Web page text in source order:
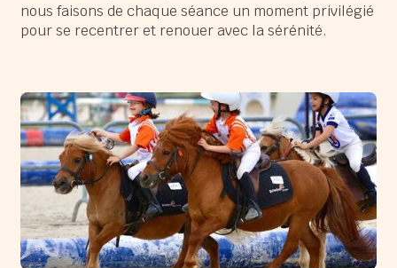
nous faisons de chaque séance un moment privilégié
pour se recentrer et renouer avec la sérénité.